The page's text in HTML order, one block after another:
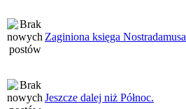
Zaginiona księga Nostradamusa
Jeszcze dalej niż Północ.